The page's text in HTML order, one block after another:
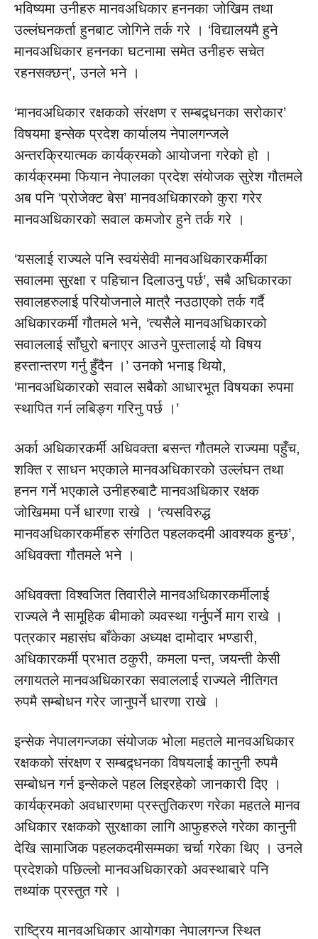
भविष्यमा उनीहरु मानवअधिकार हननका जोखिम तथा
उल्लंघनकर्ता हुनबाट जोगिने तर्क गरे । ‘विद्यालयमै हुने
मानवअधिकार हननका घटनामा समेत उनीहरु सचेत
रहनसक्छन्’, उनले भने ।
‘मानवअधिकार रक्षकको संरक्षण र सम्बद्र्धनका सरोकार’
विषयमा इन्सेक प्रदेश कार्यालय नेपालगन्जले
अन्तरक्रियात्मक कार्यक्रमको आयोजना गरेको हो ।
कार्यक्रममा फियान नेपालका प्रदेश संयोजक सुरेश गौतमले
अब पनि ‘प्रोजेक्ट बेस’ मानवअधिकारको कुरा गरेर
मानवअधिकारको सवाल कमजोर हुने तर्क गरे ।
‘यसलाई राज्यले पनि स्वयंसेवी मानवअधिकारकर्मीका
सवालमा सुरक्षा र पहिचान दिलाउनु पर्छ’, सबै अधिकारका
सवालहरुलाई परियोजनाले मात्रै नउठाएको तर्क गर्दै
अधिकारकर्मी गौतमले भने, ‘त्यसैले मानवअधिकारको
सवाललाई साँघुरो बनाएर आउने पुस्तालाई यो विषय
हस्तान्तरण गर्नु हुँदैन ।’ उनको भनाइ थियो,
‘मानवअधिकारको सवाल सबैको आधारभूत विषयका रुपमा
स्थापित गर्न लबिङ्ग गरिनु पर्छ ।’
अर्का अधिकारकर्मी अधिवक्ता बसन्त गौतमले राज्यमा पहुँच,
शक्ति र साधन भएकाले मानवअधिकारको उल्लंघन तथा
हनन गर्ने भएकाले उनीहरुबाटै मानवअधिकार रक्षक
जोखिममा पर्ने धारणा राखे । ‘त्यसविरुद्ध
मानवअधिकारकर्मीहरु संगठित पहलकदमी आवश्यक हुन्छ’,
अधिवक्ता गौतमले भने ।
अधिवक्ता विश्वजित तिवारीले मानवअधिकारकर्मीलाई
राज्यले नै सामूहिक बीमाको व्यवस्था गर्नुपर्ने माग राखे ।
पत्रकार महासंघ बाँकेका अध्यक्ष दामोदार भण्डारी,
अधिकारकर्मी प्रभात ठकुरी, कमला पन्त, जयन्ती केसी
लगायतले मानवअधिकारका सवाललाई राज्यले नीतिगत
रुपमै सम्बोधन गरेर जानुपर्ने धारणा राखे ।
इन्सेक नेपालगन्जका संयोजक भोला महतले मानवअधिकार
रक्षकको संरक्षण र सम्बद्र्धनका विषयलाई कानुनी रुपमै
सम्बोधन गर्न इन्सेकले पहल लिइरहेको जानकारी दिए ।
कार्यक्रमको अवधारणमा प्रस्तुतिकरण गरेका महतले मानव
अधिकार रक्षकको सुरक्षाका लागि आफुहरुले गरेका कानुनी
देखि सामाजिक पहलकदमीसम्मका चर्चा गरेका थिए । उनले
प्रदेशको पछिल्लो मानवअधिकारको अवस्थाबारे पनि
तथ्यांक प्रस्तुत गरे ।
राष्ट्रिय मानवअधिकार आयोगका नेपालगन्ज स्थित